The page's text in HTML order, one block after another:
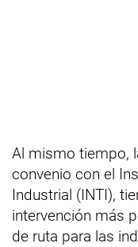
Al mismo tiempo,
convenio con el
Industrial (INTI),
intervención más
de ruta para las